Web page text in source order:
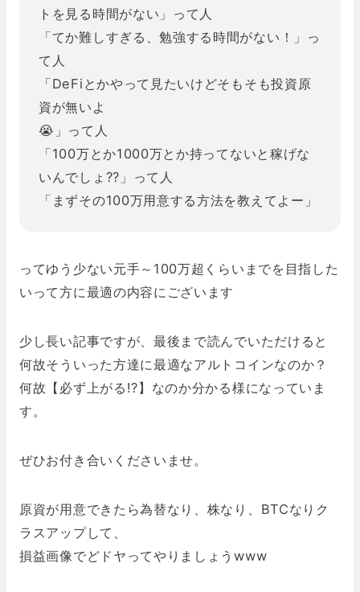
トを見る時間がない」って人
「てか難しすぎる、勉強する時間がない！」っ
て人
「DeFiとかやって見たいけどそもそも投資原
資が無いよ
😭 」って人
「100万とか1000万とか持ってないと稼げな
いんでしょ??」って人
「まずその100万用意する方法を教えてよー」
ってゆう少ない元手～100万超くらいまでを目指した
いって方に最適の内容にございます
少し長い記事ですが、最後まで読んでいただけると
何故そういった方達に最適なアルトコインなのか？
何故【必ず上がる!?】なのか分かる様になっていま
す。
ぜひお付き合いくださいませ。
原資が用意できたら為替なり、株なり、BTCなりク
ラスアップして、
損益画像でどドヤってやりましょうwww